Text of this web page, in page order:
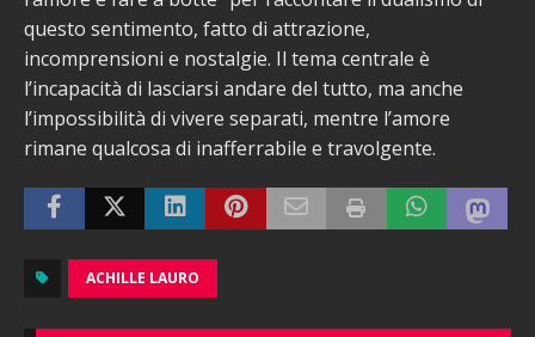
questo sentimento, fatto di attrazione,
incomprensioni e nostalgie. Il tema centrale è
l’incapacità di lasciarsi andare del tutto, ma anche
l’impossibilità di vivere separati, mentre l’amore
rimane qualcosa di inafferrabile e travolgente.
ACHILLE LAURO